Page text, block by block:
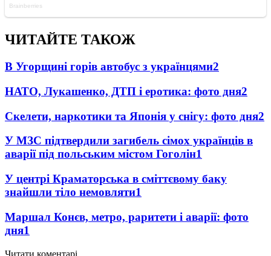
ЧИТАЙТЕ ТАКОЖ
В Угорщині горів автобус з українцями2
НАТО, Лукашенко, ДТП і еротика: фото дня2
Скелети, наркотики та Японія у снігу: фото дня2
У МЗС підтвердили загибель сімох українців в
аварії під польським містом Гоголін1
У центрі Краматорська в сміттєвому баку
знайшли тіло немовляти1
Маршал Конєв, метро, раритети і аварії: фото
дня1
Читати коментарі